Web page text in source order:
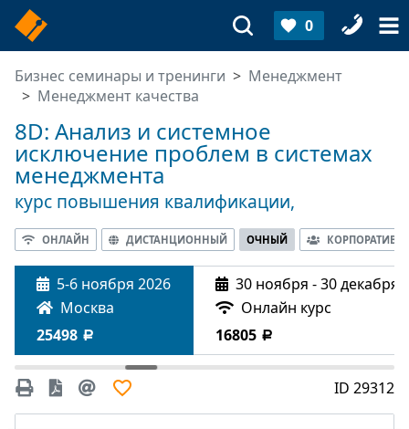
0
Бизнес семинары и тренинги
Менеджмент
Менеджмент качества
8D: Анализ и системное
исключение проблем в системах
менеджмента
курс повышения квалификации,
ОНЛАЙН ДИСТАНЦИОННЫЙ ОЧНЫЙ
5-6 ноября 2026
Москва
25498
30 ноября - 30 декабря
Онлайн курс
16805
ID 29312